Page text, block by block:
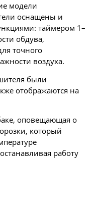
модели
оснащены и
таймером 1–
обдува,
точного
воздуха.
были
отображаются на
оповещающая о
который
работу